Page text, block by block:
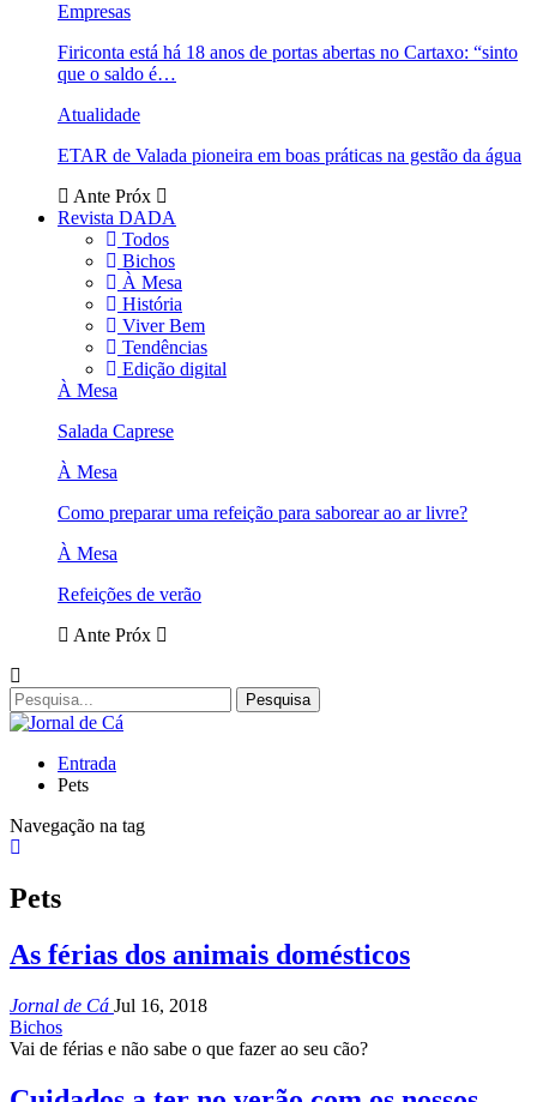
Empresas
Firiconta está há 18 anos de portas abertas no Cartaxo: “sinto
que o saldo é…
Atualidade
ETAR de Valada pioneira em boas práticas na gestão da água
Ante Próx
Revista DADA
Todos
Bichos
À Mesa
História
Viver Bem
Tendências
Edição digital
À Mesa
Salada Caprese
À Mesa
Como preparar uma refeição para saborear ao ar livre?
À Mesa
Refeições de verão
Ante Próx
Entrada
Pets
Navegação na tag
Pets
As férias dos animais domésticos
Jornal de Cá Jul 16, 2018
Bichos
Vai de férias e não sabe o que fazer ao seu cão?